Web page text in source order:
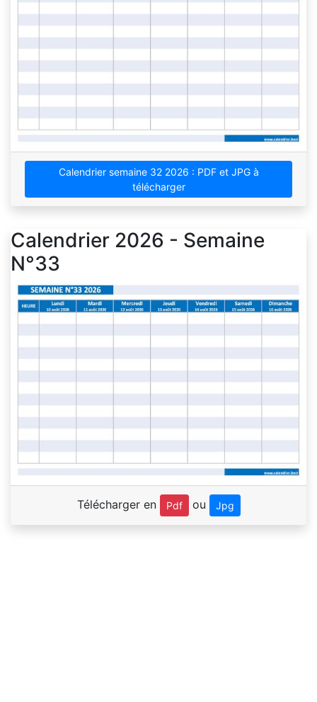
Calendrier semaine 32 2026 : PDF et JPG à
télécharger
Calendrier 2026 - Semaine
N°33
Télécharger en Pdf ou Jpg